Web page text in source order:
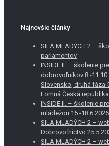
Najnovšie články
SILA MLADÝCH 2 –
parlamentov
INSIDE II. – školenie
dobrovoľníkov 8.-11.10.
Slovensko, druhá fáza
Lomná Česká republika
INSIDE II. – školenie
mládežou 15.-18.6.2026
SILA MLADÝCH 2 –
Dobrovoľníctvo
SILA MLADÝCH 2 –